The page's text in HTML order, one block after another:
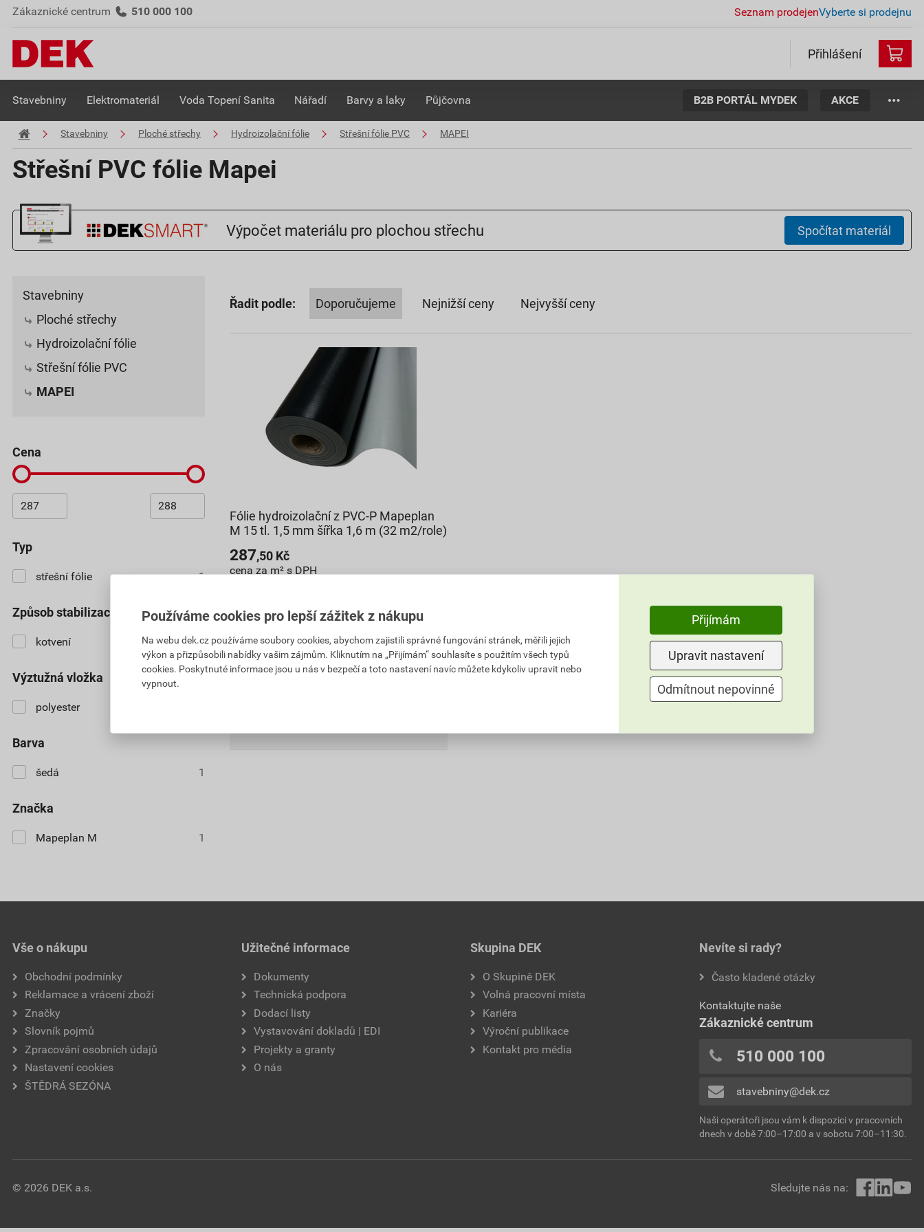
Zákaznické centrum 510 000 100 Seznam prodejenVyberte si prodejnu
Přihlášení
Stavebniny Elektromateriál Voda Topení Sanita Nářadí Barvy a laky Půjčovna B2B PORTÁL MYDEK AKCE
Stavebniny Ploché střechy Hydroizolační fólie Střešní fólie PVC MAPEI
Střešní PVC fólie Mapei
Výpočet materiálu pro plochou střechu Spočítat materiál
Stavebniny
Ploché střechy
Hydroizolační fólie
Střešní fólie PVC
MAPEI
typ
střešní fólie 1
způsob stabilizace
kotvení 1
výztužná vložka
polyester
barva
šedá 1
značka
Mapeplan M 1
cena
Řadit podle: Doporučujeme Nejnižší ceny Nejvyšší ceny
Fólie hydroizolační z PVC-P Mapeplan
M 15 tl. 1,5 mm šířka 1,6 m (32 m2/role)
287,50 Kč
cena za m² s DPH
9 199,87Kč
cena za role s DPH
Aktuálně vyprodáno
Vše o nákupu
Obchodní podmínky
Reklamace a vrácení zboží
Značky
Slovník pojmů
Zpracování osobních údajů
Nastavení cookies
ŠTĚDRÁ SEZÓNA
Užitečné informace
Dokumenty
Technická podpora
Dodací listy
Vystavování dokladů | EDI
Projekty a granty
O nás
Skupina DEK
O Skupině DEK
Volná pracovní místa
Kariéra
Výroční publikace
Kontakt pro média
Nevíte si rady?
Často kladené otázky
Kontaktujte naše
Zákaznické centrum
510 000 100
stavebniny@dek.cz
Naši operátoři jsou vám k dispozici v pracovních
dnech v době 7:00–17:00 a v sobotu 7:00–11:30.
© 2026 DEK a.s. Sledujte nás na:
Používáme cookies pro lepší zážitek z nákupu
Na webu dek.cz používáme soubory cookies, abychom zajistili správné fungování stránek, měřili jejich
výkon a přizpůsobili nabídky vašim zájmům. Kliknutím na „Přijímám“ souhlasíte s použitím všech typů
cookies. Poskytnuté informace jsou u nás v bezpečí a toto nastavení navíc můžete kdykoliv upravit nebo
vypnout.
Přijímám
Upravit nastavení
Odmítnout nepovinné